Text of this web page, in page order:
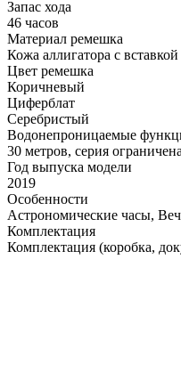
Запас хода
46 часов
Материал ремешка
Кожа аллигатора с
Цвет ремешка
Коричневый
Циферблат
Серебристый
Водонепроницаемые
30 метров, серия
Год выпуска модели
2019
Особенности
Астрономические часы,
Комплектация
Комплектация (коробка,